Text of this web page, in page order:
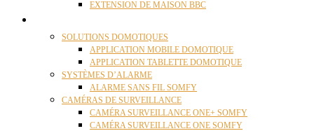
EXTENSION DE MAISON BBC
SOLUTIONS DOMOTIQUES
APPLICATION MOBILE DOMOTIQUE
APPLICATION TABLETTE DOMOTIQUE
SYSTÈMES D’ALARME
ALARME SANS FIL SOMFY
CAMÉRAS DE SURVEILLANCE
CAMÉRA SURVEILLANCE ONE+ SOMFY
CAMÉRA SURVEILLANCE ONE SOMFY